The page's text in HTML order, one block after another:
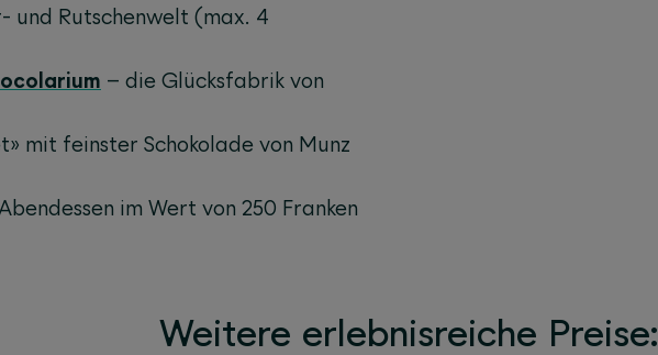
und Rutschenwelt (max. 4
– die Glücksfabrik von
mit feinster Schokolade von Munz
im Wert von 250 Franken
Weitere erlebnisreiche Preise: